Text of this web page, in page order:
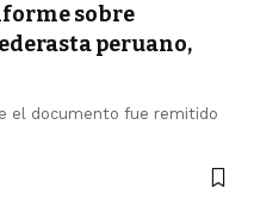
sobre
peruano,
el documento fue remitido